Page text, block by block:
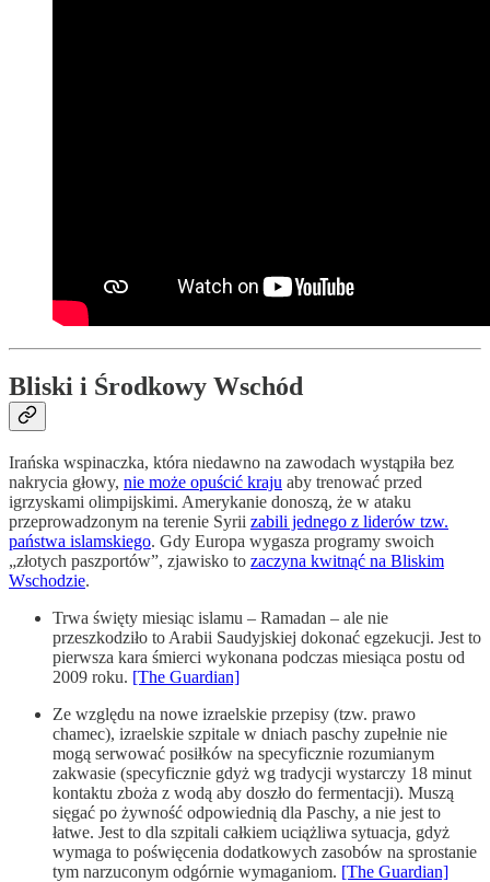
Bliski i Środkowy Wschód
Irańska wspinaczka, która niedawno na zawodach wystąpiła bez
nakrycia głowy, nie może opuścić kraju aby trenować przed
igrzyskami olimpijskimi. Amerykanie donoszą, że w ataku
przeprowadzonym na terenie Syrii zabili jednego z liderów tzw.
państwa islamskiego. Gdy Europa wygasza programy swoich
„złotych paszportów”, zjawisko to zaczyna kwitnąć na Bliskim
Wschodzie.
Trwa święty miesiąc islamu – Ramadan – ale nie
przeszkodziło to Arabii Saudyjskiej dokonać egzekucji. Jest to
pierwsza kara śmierci wykonana podczas miesiąca postu od
2009 roku. [The Guardian]
Ze względu na nowe izraelskie przepisy (tzw. prawo
chamec), izraelskie szpitale w dniach paschy zupełnie nie
mogą serwować posiłków na specyficznie rozumianym
zakwasie (specyficznie gdyż wg tradycji wystarczy 18 minut
kontaktu zboża z wodą aby doszło do fermentacji). Muszą
sięgać po żywność odpowiednią dla Paschy, a nie jest to
łatwe. Jest to dla szpitali całkiem uciążliwa sytuacja, gdyż
wymaga to poświęcenia dodatkowych zasobów na sprostanie
tym narzuconym odgórnie wymaganiom. [The Guardian]